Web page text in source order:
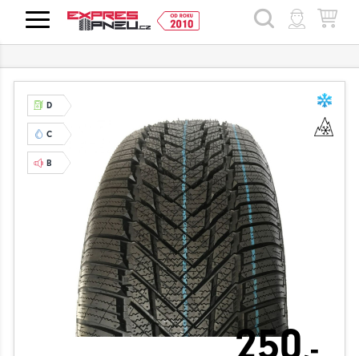
HLEDAT
D
C
B
250